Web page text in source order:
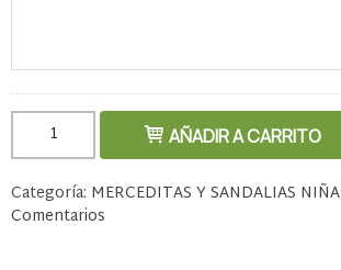
AÑADIR A CARRITO
Categoría: MERCEDITAS Y SANDALIAS NIÑA
Comentarios